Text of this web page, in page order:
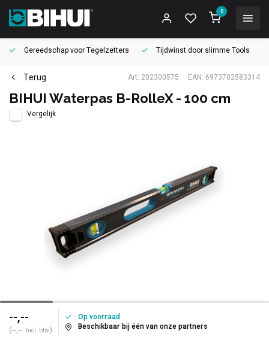
0
Gereedschap voorTegelzetters Tijdwinst door slimme Tools
Terug Art: 202300575 EAN: 6973702583314
BIHUI Waterpas B-RolleX - 100 cm
Vergelijk
--,--
(--,-- Incl. btw)
Op voorraad
Beschikbaar bij één van onze partners